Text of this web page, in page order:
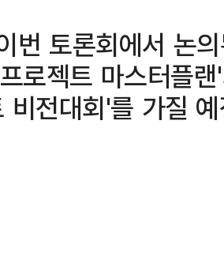
번 토론회에서 논
로젝트 마스터플
비전대회'를 가질